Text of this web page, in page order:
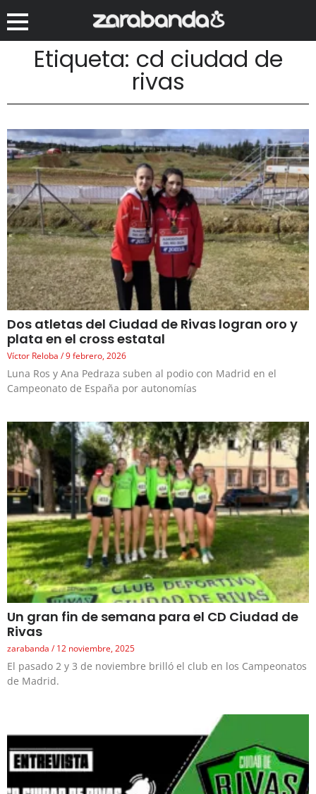
Etiqueta: cd ciudad de
rivas
Dos atletas del Ciudad de Rivas logran oro y
plata en el cross estatal
Víctor Reloba 9 febrero, 2026
Luna Ros y Ana Pedraza suben al podio con Madrid en el
Campeonato de España por autonomías
Un gran fin de semana para el CD Ciudad de
Rivas
zarabanda 12 noviembre, 2025
El pasado 2 y 3 de noviembre brilló el club en los Campeonatos
de Madrid.